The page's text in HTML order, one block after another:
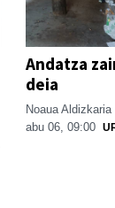
Andatza
deia
Noaua Aldizkaria
abu 06, 09:00